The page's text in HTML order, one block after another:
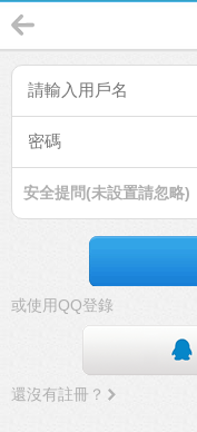
安全提問(未設置請忽略)
或使用QQ登錄
還沒有註冊？